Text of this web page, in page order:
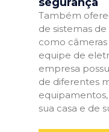
Também
de sistemas
como câmeras
equipe de
empresa
de diferentes
sua casa e de